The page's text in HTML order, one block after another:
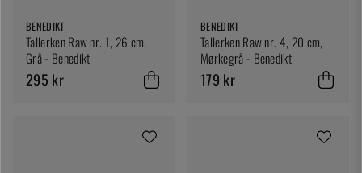
BENEDIKT
Tallerken Raw nr. 1, 26 cm,
Grå - Benedikt
295 kr
BENEDIKT
Tallerken Raw nr. 4, 20 cm,
Mørkegrå - Benedikt
179 kr